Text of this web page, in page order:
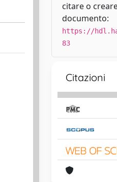
citare o
documento:
https://
83
Citazioni